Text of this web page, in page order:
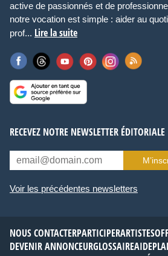
active de passionnés et de
notre vocation est simple : aider au
prof... Lire la suite
RECEVEZ NOTRE NEWSLETTER ÉDITORIALE
Voir les précédentes newsletters
NOUS CONTACTERPARTICIPERARTISTES
DEVENIR ANNONCEURGLOSSAIREAIDE